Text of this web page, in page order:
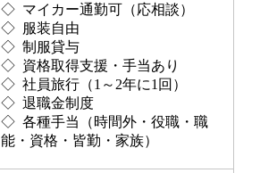
◇ マイカー通勤可（応相談）
◇ 服装自由
◇ 制服貸与
◇ 資格取得支援・手当あり
◇ 社員旅行（1～2年に1回）
◇ 退職金制度
◇ 各種手当（時間外・役職・職
能・資格・皆勤・家族）